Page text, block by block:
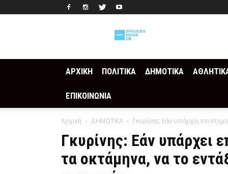
ΑΡΧΙΚΗ ΠΟΛΙΤΙΚΑ ΔΗΜΟΤΙΚΑ
ΕΠΙΚΟΙΝΩΝΙΑ
Αρχική ΔΗΜΟΤΙΚΑ Γκυρίνης: Εάν υπάρχει
Γκυρίνης: Εάν υπάρχει
τα οκτάμηνα, να το